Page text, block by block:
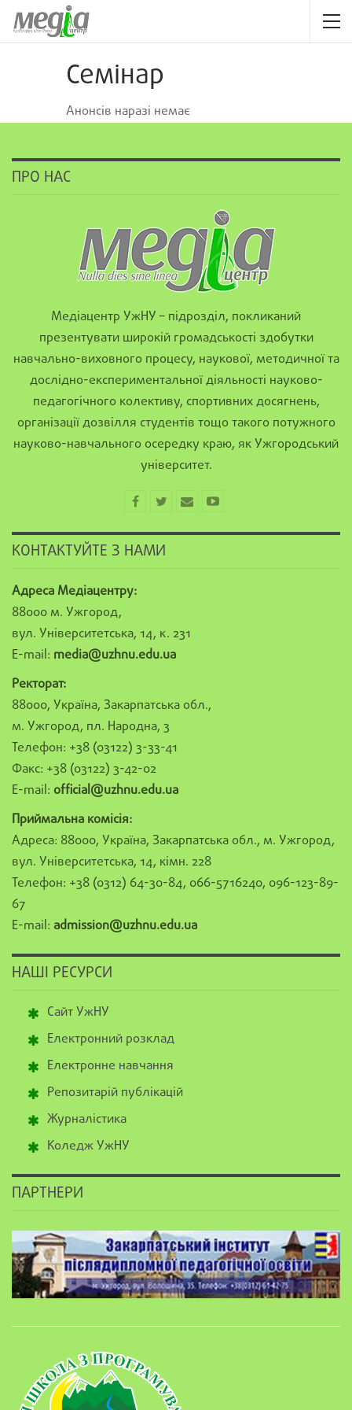
Семінар
Анонсів наразі немає
ПРО НАС
Медіацентр УжНУ – підрозділ, покликаний
презентувати широкій громадськості здобутки
навчально-виховного процесу, наукової, методичної та
дослідно-експериментальної діяльності науково-
педагогічного колективу, спортивних досягнень,
організації дозвілля студентів тощо такого потужного
науково-навчального осередку краю, як Ужгородський
університет.
КОНТАКТУЙТЕ З НАМИ
Адреса Медіацентру:
88000 м. Ужгород,
вул. Університетська, 14, к. 231
E-mail: media@uzhnu.edu.ua
Ректорат:
88000, Україна, Закарпатська обл.,
м. Ужгород, пл. Народна, 3
Телефон: +38 (03122) 3-33-41
Факс: +38 (03122) 3-42-02
E-mail: official@uzhnu.edu.ua
Приймальна комісія:
Адреса: 88000, Україна, Закарпатська обл., м. Ужгород,
вул. Університетська, 14, кімн. 228
Телефон: +38 (0312) 64-30-84, 066-5716240, 096-123-89-
67
E-mail: admission@uzhnu.edu.ua
НАШІ РЕСУРСИ
Сайт УжНУ
Електронний розклад
Електронне навчання
Репозитарій публікацій
Журналістика
Коледж УжНУ
ПАРТНЕРИ